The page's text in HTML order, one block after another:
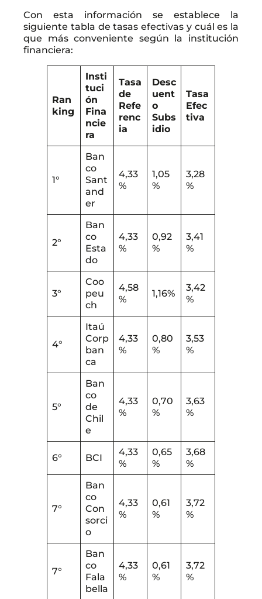
Con esta información se establece la
siguiente tabla de tasas efectivas y cuál es la
que más conveniente según la institución
financiera:
Ran
king
Insti
tuci
ón
Fina
ncie
ra
Tasa
de
Refe
renc
ia
Desc
uent
o
Subs
idio
Tasa
Efec
tiva
1°
Ban
co
Sant
and
er
4,33
%
1,05
%
3,28
%
2°
Ban
co
Esta
do
4,33
%
0,92
%
3,41
%
3°
Coo
peu
ch
4,58
%
1,16%
3,42
%
4°
Itaú
Corp
ban
ca
4,33
%
0,80
%
3,53
%
5°
Ban
co
de
Chil
e
4,33
%
0,70
%
3,63
%
6° BCI
4,33
%
0,65
%
3,68
%
7°
Ban
co
Con
sorci
o
4,33
%
0,61
%
3,72
%
7°
Ban
co
Fala
bella
4,33
%
0,61
%
3,72
%